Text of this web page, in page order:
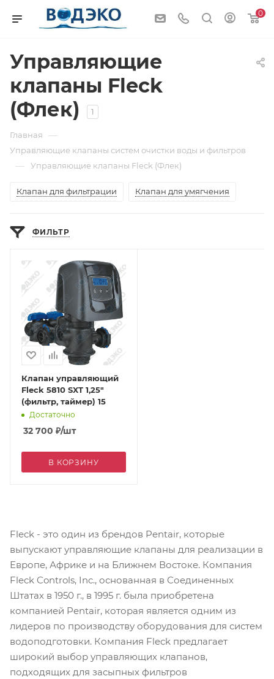
0
Управляющие
клапаны Fleck
(Флек)
1
Главная —
Управляющие клапаны систем очистки воды и фильтров
— Управляющие клапаны Fleck (Флек)
Клапан для фильтрации Клапан для умягчения
ФИЛЬТР
Клапан управляющий
Fleck 5810 SXT 1,25"
(фильтр, таймер) 15
Достаточно
32 700 ₽/шт
В КОРЗИНУ
Fleck - это один из брендов Pentair, которые
выпускают управляющие клапаны для реализации в
Европе, Африке и на Ближнем Востоке. Компания
Fleck Controls, Inc., основанная в Соединенных
Штатах в 1950 г., в 1995 г. была приобретена
компанией Pentair, которая является одним из
лидеров по производству оборудования для систем
водоподготовки. Компания Fleck предлагает
широкий выбор управляющих клапанов,
подходящих для засыпных фильтров